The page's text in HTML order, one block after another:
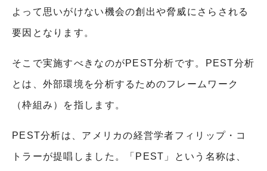
よって思いがけない機会の創出や脅威にさらされる
要因となります。
そこで実施すべきなのがPEST分析です。PEST分析
とは、外部環境を分析するためのフレームワーク
（枠組み）を指します。
PEST分析は、アメリカの経営学者フィリップ・コ
トラーが提唱しました。「PEST」という名称は、